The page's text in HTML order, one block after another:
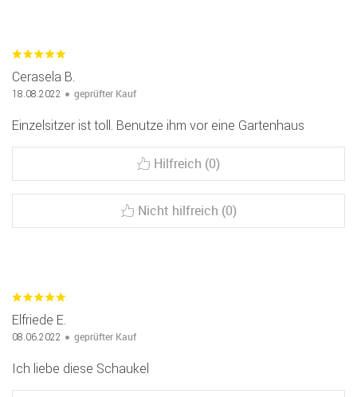
Cerasela B.
18.08.2022 geprüfter Kauf
Einzelsitzer ist toll. Benutze ihm vor eine Gartenhaus
Hilfreich (0)
Nicht hilfreich (0)
Elfriede E.
08.06.2022 geprüfter Kauf
Ich liebe diese Schaukel